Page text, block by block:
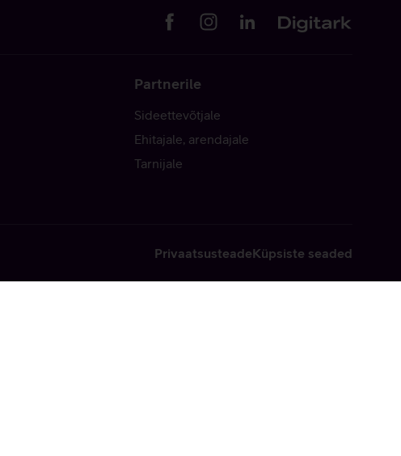
Partnerile
Sideettevõtjale
Ehitajale, arendajale
Tarnijale
PrivaatsusteadeKüpsiste seaded